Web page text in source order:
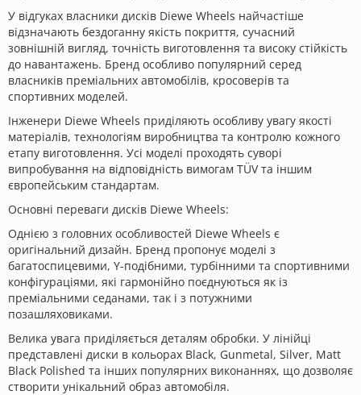
У відгуках власники дисків Diewe Wheels найчастіше
відзначають бездоганну якість покриття, сучасний
зовнішній вигляд, точність виготовлення та високу стійкість
до навантажень. Бренд особливо популярний серед
власників преміальних автомобілів, кросоверів та
спортивних моделей.
Інженери Diewe Wheels приділяють особливу увагу якості
матеріалів, технологіям виробництва та контролю кожного
етапу виготовлення. Усі моделі проходять суворі
випробування на відповідність вимогам TÜV та іншим
європейським стандартам.
Основні переваги дисків Diewe Wheels:
Однією з головних особливостей Diewe Wheels є
оригінальний дизайн. Бренд пропонує моделі з
багатоспицевими, Y-подібними, турбінними та спортивними
конфігураціями, які гармонійно поєднуються як із
преміальними седанами, так і з потужними
позашляховиками.
Велика увага приділяється деталям обробки. У лінійці
представлені диски в кольорах Black, Gunmetal, Silver, Matt
Black Polished та інших популярних виконаннях, що дозволяє
створити унікальний образ автомобіля.